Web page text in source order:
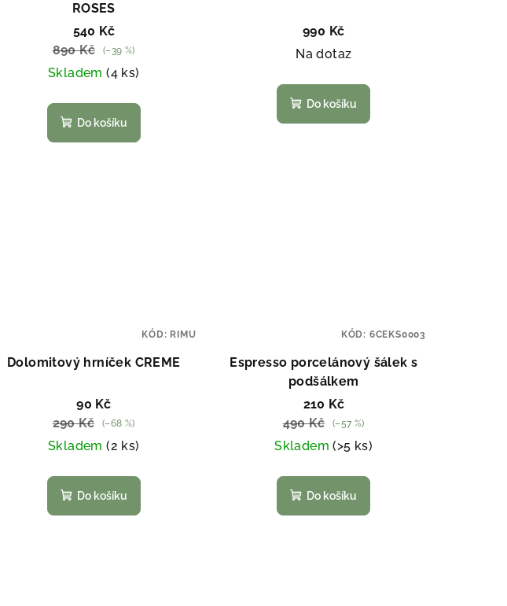
ROSES
540 Kč
890 Kč
(–39 %)
Skladem(4 ks)
Do košíku
990 Kč
Na dotaz
Do košíku
Dolomitový hrníček CREME
90 Kč
290 Kč
(–68 %)
Skladem(2 ks)
Do košíku
KÓD: RIMU
Espresso porcelánový šálek s
podšálkem
210 Kč
490 Kč
(–57 %)
Skladem(>5 ks)
Do košíku
KÓD: 6CEKS0003